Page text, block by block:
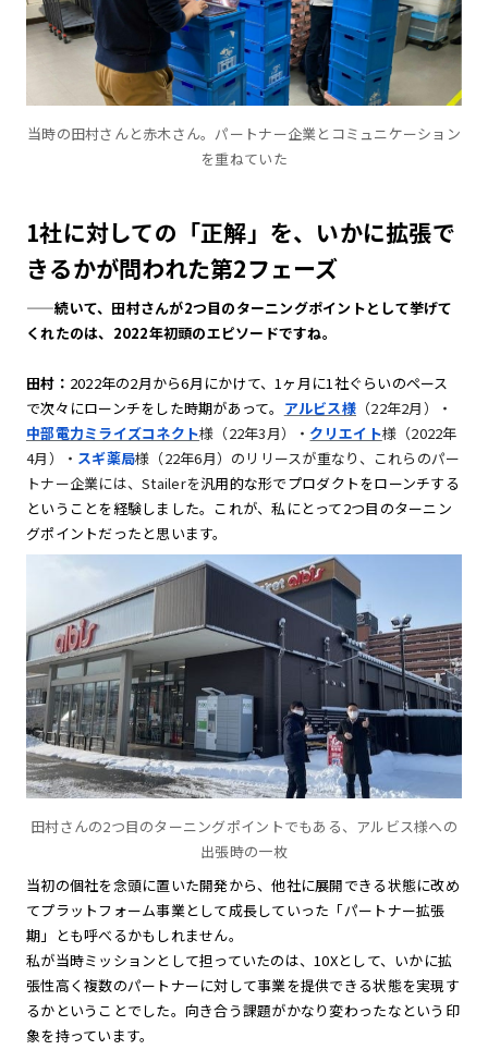
当時の田村さんと赤木さん。パートナー企業とコミュニケーション
を重ねていた
1社に対しての「正解」を、いかに拡張で
きるかが問われた第2フェーズ
——続いて、田村さんが2つ目のターニングポイントとして挙げて
くれたのは、2022年初頭のエピソードですね。
田村： 2022年の2月から6月にかけて、1ヶ月に1社ぐらいのペース
で次々にローンチをした時期があって。 アルビス様 （22年2月）・
中部電力ミライズコネクト様（22年3月）・ クリエイト様（2022年
4月）・ スギ薬局様（22年6月）のリリースが重なり、これらのパー
トナー企業には、Stailerを汎用的な形でプロダクトをローンチする
ということを経験しました。これが、私にとって2つ目のターニン
グポイントだったと思います。
田村さんの2つ目のターニングポイントでもある、アルビス様への
出張時の一枚
当初の個社を念頭に置いた開発から、他社に展開できる状態に改め
てプラットフォーム事業として成長していった「パートナー拡張
期」とも呼べるかもしれません。
私が当時ミッションとして担っていたのは、10Xとして、いかに拡
張性高く複数のパートナーに対して事業を提供できる状態を実現す
るかということでした。向き合う課題がかなり変わったなという印
象を持っています。